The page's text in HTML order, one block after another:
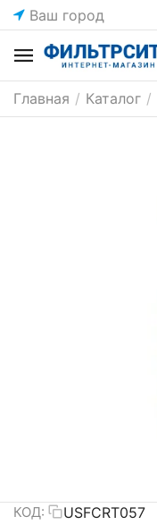
Ваш город
Главная / Каталог /
КОД: USFCRT057